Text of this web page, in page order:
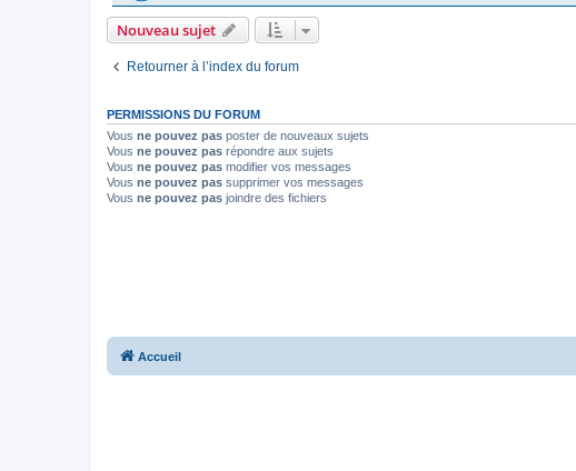
Nouveau sujet
Retourner à l’index du forum
PERMISSIONS DU FORUM
Vous ne pouvez pas poster de nouveaux sujets
Vous ne pouvez pas répondre aux sujets
Vous ne pouvez pas modifier vos messages
Vous ne pouvez pas supprimer vos messages
Vous ne pouvez pas joindre des fichiers
Accueil